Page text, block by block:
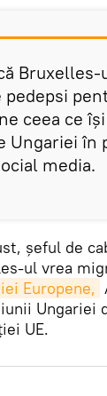
pedepsi
ceea ce
Ungariei în
media.
șeful de
ul vrea
Europene,
Ungariei
UE.